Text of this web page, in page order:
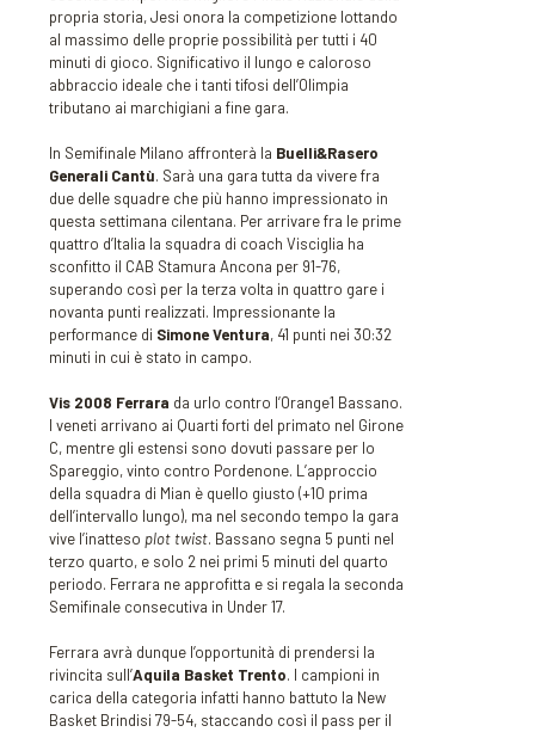
propria storia, Jesi onora la competizione lottando
al massimo delle proprie possibilità per tutti i 40
minuti di gioco. Significativo il lungo e caloroso
abbraccio ideale che i tanti tifosi dell’Olimpia
tributano ai marchigiani a fine gara.
In Semifinale Milano affronterà la Buelli&Rasero
Generali Cantù. Sarà una gara tutta da vivere fra
due delle squadre che più hanno impressionato in
questa settimana cilentana. Per arrivare fra le prime
quattro d’Italia la squadra di coach Visciglia ha
sconfitto il CAB Stamura Ancona per 91-76,
superando così per la terza volta in quattro gare i
novanta punti realizzati. Impressionante la
performance di Simone Ventura, 41 punti nei 30:32
minuti in cui è stato in campo.
Vis 2008 Ferrara da urlo contro l’Orange1 Bassano.
I veneti arrivano ai Quarti forti del primato nel Girone
C, mentre gli estensi sono dovuti passare per lo
Spareggio, vinto contro Pordenone. L’approccio
della squadra di Mian è quello giusto (+10 prima
dell’intervallo lungo), ma nel secondo tempo la gara
vive l’inatteso plot twist. Bassano segna 5 punti nel
terzo quarto, e solo 2 nei primi 5 minuti del quarto
periodo. Ferrara ne approfitta e si regala la seconda
Semifinale consecutiva in Under 17.
Ferrara avrà dunque l’opportunità di prendersi la
rivincita sull’Aquila Basket Trento. I campioni in
carica della categoria infatti hanno battuto la New
Basket Brindisi 79-54, staccando così il pass per il